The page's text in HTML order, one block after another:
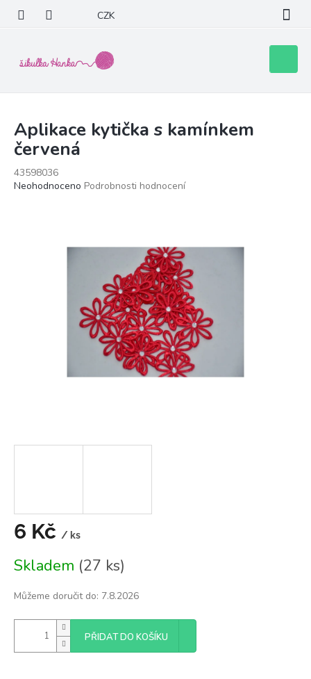
obsah
CZK
košík
Aplikace kytička s kamínkem
červená
43598036
Průměrné
Neohodnoceno Podrobnosti hodnocení
6 Kč / ks
cena:
Skladem (27 ks)
Můžeme doručit do: 7.8.2026
PŘIDAT DO KOŠÍKU